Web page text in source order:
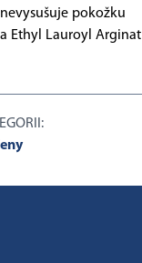
pokožku
Ethyl Lauroyl Arginat